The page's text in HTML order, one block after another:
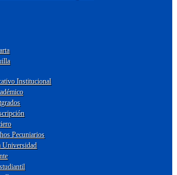
Institucional
Pecuniarios
Universidad